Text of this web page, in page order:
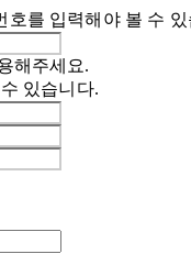
호를 입력해야 볼 수 있
해주세요.
있습니다.